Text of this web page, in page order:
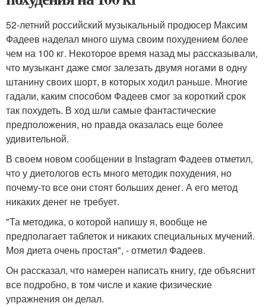
52-летний российский музыкальный продюсер Максим
Фадеев наделал много шума своим похудением более
чем на 100 кг. Некоторое время назад мы рассказывали,
что музыкант даже смог залезать двумя ногами в одну
штанину своих шорт, в которых ходил раньше. Многие
гадали, каким способом Фадеев смог за короткий срок
так похудеть. В ход шли самые фантастические
предположения, но правда оказалась еще более
удивительной.
В своем новом сообщении в Instagram Фадеев отметил,
что у диетологов есть много методик похудения, но
почему-то все они стоят больших денег. А его метод
никаких денег не требует.
"Та методика, о которой напишу я, вообще не
предполагает таблеток и никаких специальных мучений.
Моя диета очень простая", - отметил Фадеев.
Он рассказал, что намерен написать книгу, где объяснит
все подробно, в том числе и какие физические
упражнения он делал.